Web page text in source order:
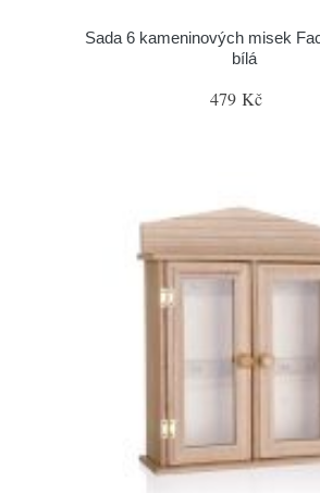
Sada 6 kameninových misek
bílá
479 Kč